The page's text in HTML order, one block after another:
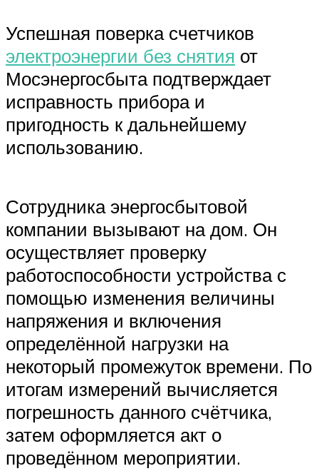
Успешная поверка счетчиков
электроэнергии без снятия от
Мосэнергосбыта подтверждает
исправность прибора и
пригодность к дальнейшему
использованию.
Сотрудника энергосбытовой
компании вызывают на дом. Он
осуществляет проверку
работоспособности устройства с
помощью изменения величины
напряжения и включения
определённой нагрузки на
некоторый промежуток времени. По
итогам измерений вычисляется
погрешность данного счётчика,
затем оформляется акт о
проведённом мероприятии.